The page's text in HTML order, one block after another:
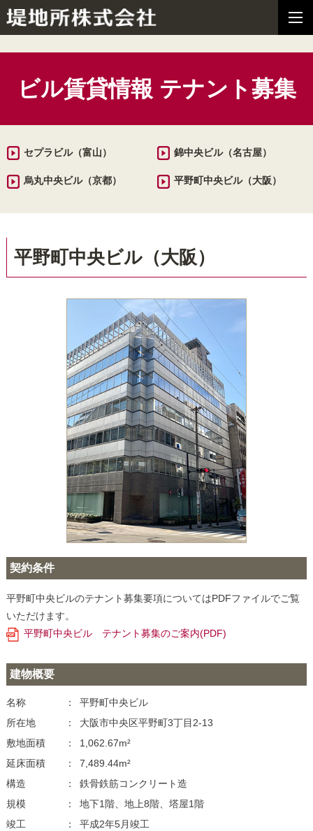
ビル賃貸情報 テナント募集
セプラビル（富山） 錦中央ビル（名古屋）
烏丸中央ビル（京都） 平野町中央ビル（大阪）
平野町中央ビル（大阪）
契約条件
平野町中央ビルのテナント募集要項についてはPDFファイルでご覧
いただけます。
平野町中央ビル テナント募集のご案内(PDF)
建物概要
名称
平野町中央ビル
所在地
大阪市中央区平野町3丁目2-13
敷地面積
1,062.67m²
延床面積
7,489.44m²
構造
鉄骨鉄筋コンクリート造
規模
地下1階、地上8階、塔屋1階
竣工
平成2年5月竣工